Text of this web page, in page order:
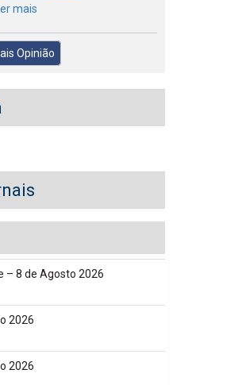
Ler mais
Opinião
– 8 de Agosto 2026
2026
2026